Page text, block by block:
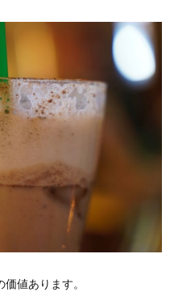
値あります。